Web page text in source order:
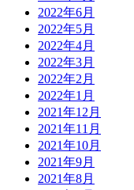
2022年6月
2022年5月
2022年4月
2022年3月
2022年2月
2022年1月
2021年12月
2021年11月
2021年10月
2021年9月
2021年8月